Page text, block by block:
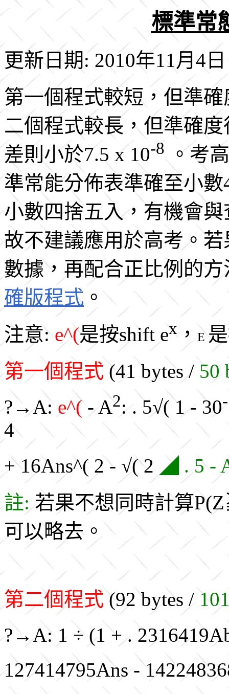
標準常
更新日期: 2010年11月4日
第一個程式較短，但準
二個程式較長，但準確
差則小於7.5 x 10-8
。考
準常能分佈表準確至小
小數四捨五入，有機會
故不建議應用於高考。
數據，再配合正比例的
確版程式 。
注意: e^(是按shift ex ， E
第一個程式 (41 bytes / 50
?→A: e^( - A2: . 5√( 1 - 30
4
+ 16Ans^( 2 - √( 2 ◢ . 5 -
註: 若果不想同時計算
可以略去。
第二個程式(92 bytes /
?→A: 1 ÷ (1 + .
127414795Ans -